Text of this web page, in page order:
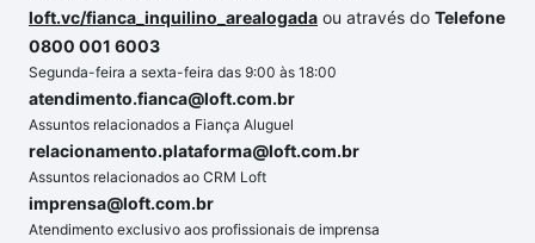
loft.vc/fianca_inquilino_arealogada ou através do Telefone
0800 001 6003
Segunda-feira a sexta-feira das 9:00 às 18:00
atendimento.fianca@loft.com.br
Assuntos relacionados a Fiança Aluguel
relacionamento.plataforma@loft.com.br
Assuntos relacionados ao CRM Loft
imprensa@loft.com.br
Atendimento exclusivo aos profissionais de imprensa